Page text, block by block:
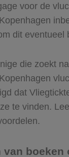
voor de
dit eventueel
die zoekt
dat
te vinden.
van boeken